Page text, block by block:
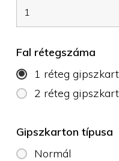
Fal rétegszáma
1 réteg
2 réteg
Gipszkarton típusa
Normál